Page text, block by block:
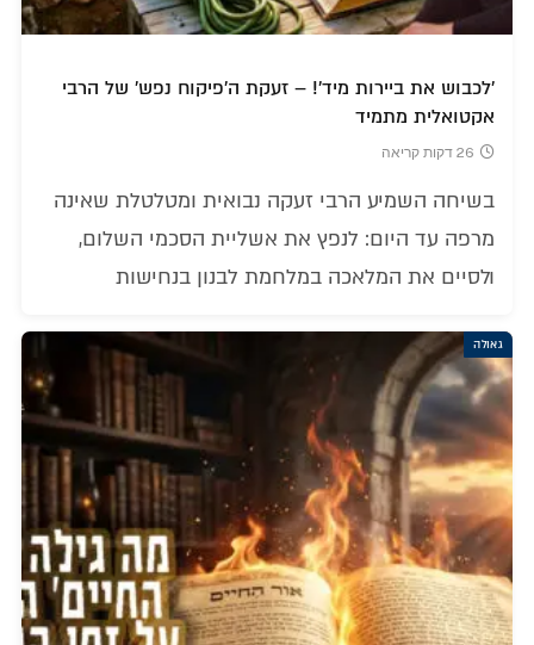
'לכבוש את ביירות מיד'! – זעקת ה'פיקוח נפש' של הרבי
אקטואלית מתמיד
26 דקות קריאה
בשיחה השמיע הרבי זעקה נבואית ומטלטלת שאינה
מרפה עד היום: לנפץ את אשליית הסכמי השלום,
ולסיים את המלאכה במלחמת לבנון בנחישות
גאולה